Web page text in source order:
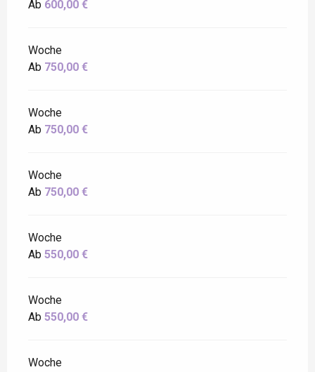
Ab 600,00 €
Woche
Ab 750,00 €
Woche
Ab 750,00 €
Woche
Ab 750,00 €
Woche
Ab 550,00 €
Woche
Ab 550,00 €
Woche